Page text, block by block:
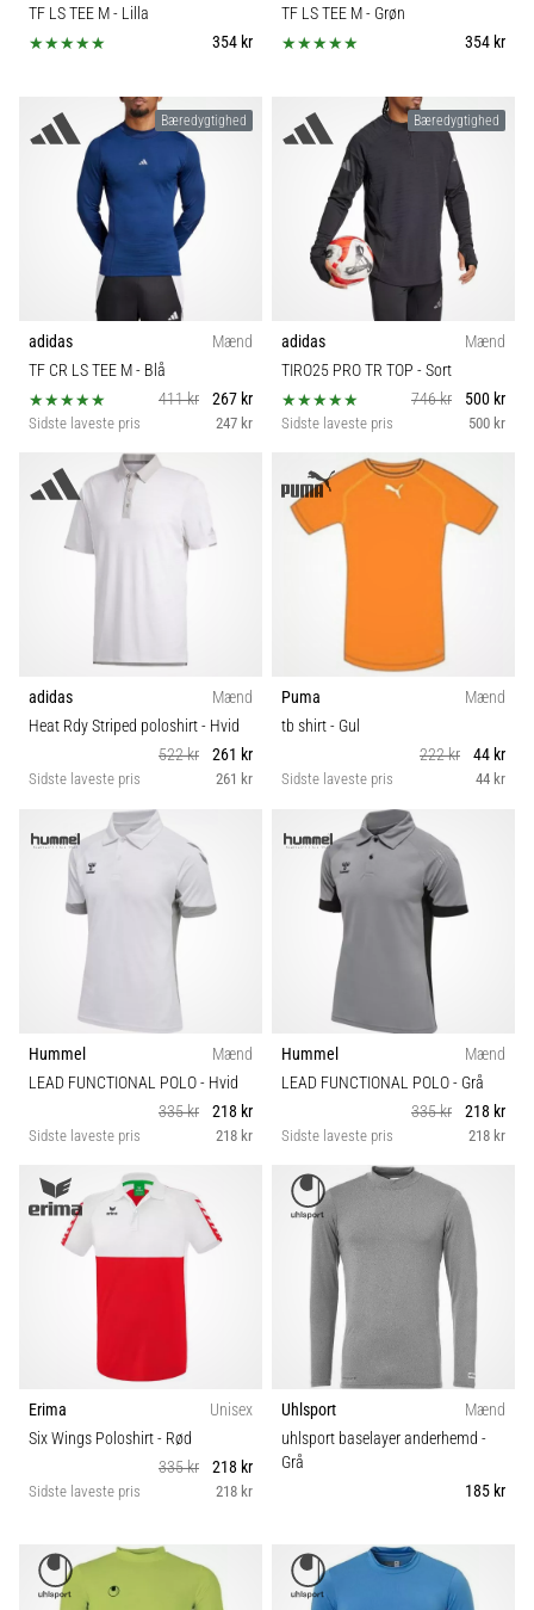
EM
officielle
PUMA.
Vær
en
del
hver
kamp,
Sport
Bæredygtige
Teknologi
TF LS TEE M- Lilla
354 kr
TF LS TEE M- Grøn
354 kr
Bæredygtighed
adidas
Mænd
TF CR LS TEE M- Blå
411 kr
267 kr
Sidste laveste pris 247 kr
Bæredygtighed
adidas
Mænd
TIRO25 PRO TR TOP - Sort
746 kr
500 kr
Sidste laveste pris 500 kr
adidas
Mænd
Heat Rdy Striped poloshirt- Hvid
522 kr
261 kr
Sidste laveste pris 261 kr
Puma
Mænd
tb shirt- Gul
222 kr
44 kr
Sidste laveste pris 44 kr
Hummel
Mænd
LEAD FUNCTIONAL POLO- Hvid
335 kr
218 kr
Sidste laveste pris 218 kr
Hummel
Mænd
LEAD FUNCTIONAL POLO- Grå
335 kr
218 kr
Sidste laveste pris 218 kr
Erima
Unisex
Six Wings Poloshirt- Rød
335 kr
218 kr
Sidste laveste pris 218 kr
Uhlsport
Mænd
uhlsport baselayer anderhemd -
Grå
185 kr